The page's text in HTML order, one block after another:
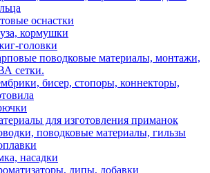
оснастки
кормушки
головки
поводковые материалы, монтажи,
сетки.
бисер, стопоры, коннекторы,
для изготовления приманок
поводковые материалы, гильзы
насадки
дипы, добавки